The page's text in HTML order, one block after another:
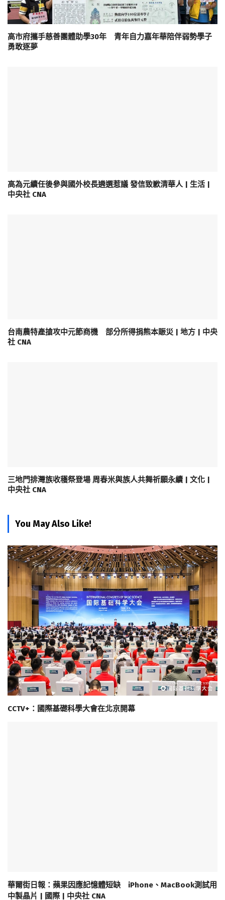
高市府攜手慈善團體助學30年 青年自力嘉年華陪伴弱勢學子
勇敢逐夢
高為元續任後參與國外校長遴選惹議 發信致歉清華人 | 生活 |
中央社 CNA
台南農特產搶攻中元節商機 部分所得捐熊本賑災 | 地方 | 中央
社 CNA
三地門排灣族收穫祭登場 周春米與族人共舞祈願永續 | 文化 |
中央社 CNA
You May Also Like!
CCTV+：國際基礎科學大會在北京開幕
華爾街日報：蘋果因應記憶體短缺 iPhone、MacBook測試用
中製晶片 | 國際 | 中央社 CNA